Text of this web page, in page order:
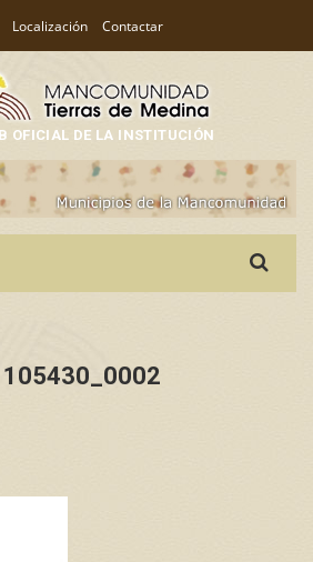
Localización Contactar
OFICIAL DE LA INSTITUCIÓN
for: